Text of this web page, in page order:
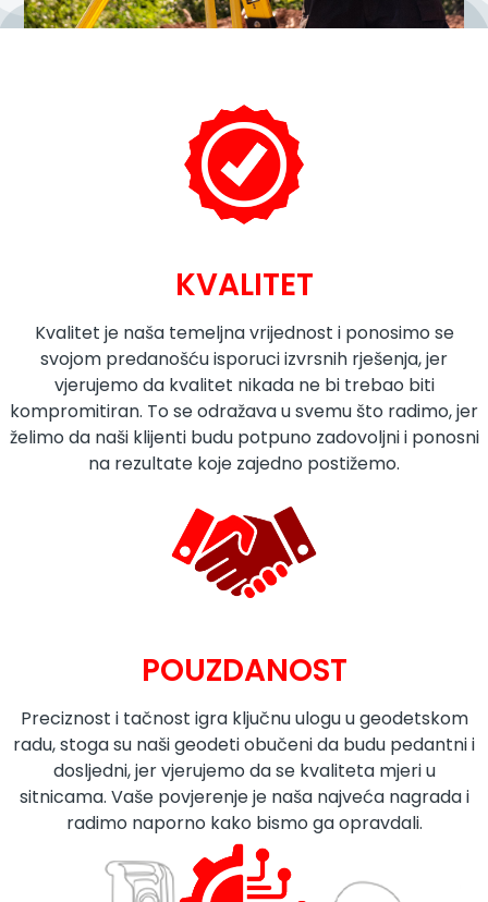
KVALITET
Kvalitet je naša temeljna vrijednost i ponosimo se
svojom predanošću isporuci izvrsnih rješenja, jer
vjerujemo da kvalitet nikada ne bi trebao biti
kompromitiran. To se odražava u svemu što radimo, jer
želimo da naši klijenti budu potpuno zadovoljni i ponosni
na rezultate koje zajedno postižemo.
POUZDANOST
Preciznost i tačnost igra ključnu ulogu u geodetskom
radu, stoga su naši geodeti obučeni da budu pedantni i
dosljedni, jer vjerujemo da se kvaliteta mjeri u
sitnicama. Vaše povjerenje je naša najveća nagrada i
radimo naporno kako bismo ga opravdali.